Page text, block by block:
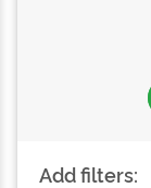
Add filters: